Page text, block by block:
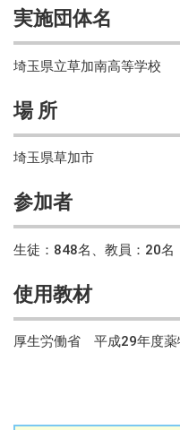
実施団体名
埼玉県立草加南高等学校
場 所
埼玉県草加市
参加者
生徒：848名、教員：20名
使用教材
厚生労働省 平成29年度薬